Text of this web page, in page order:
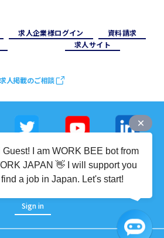
求⼈企業様ログイン
資料請求
求⼈サイト
求人掲載のご相談
Sign in
Guest! I am WORK BEE bot from
JAPAN 👋 I will support you
a job in Japan. Let's start!